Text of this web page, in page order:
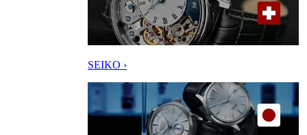
SEIKO ›